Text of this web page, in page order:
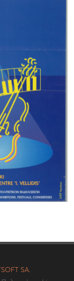
SA.